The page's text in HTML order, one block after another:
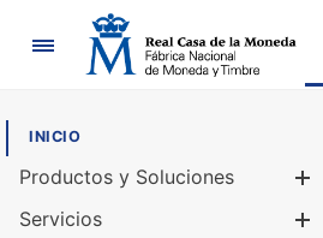
Navegación
INICIO
Productos y Soluciones
Servicios